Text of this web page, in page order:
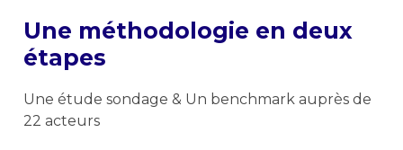
Une méthodologie en deux
étapes
Une étude sondage & Un benchmark auprès de
22 acteurs